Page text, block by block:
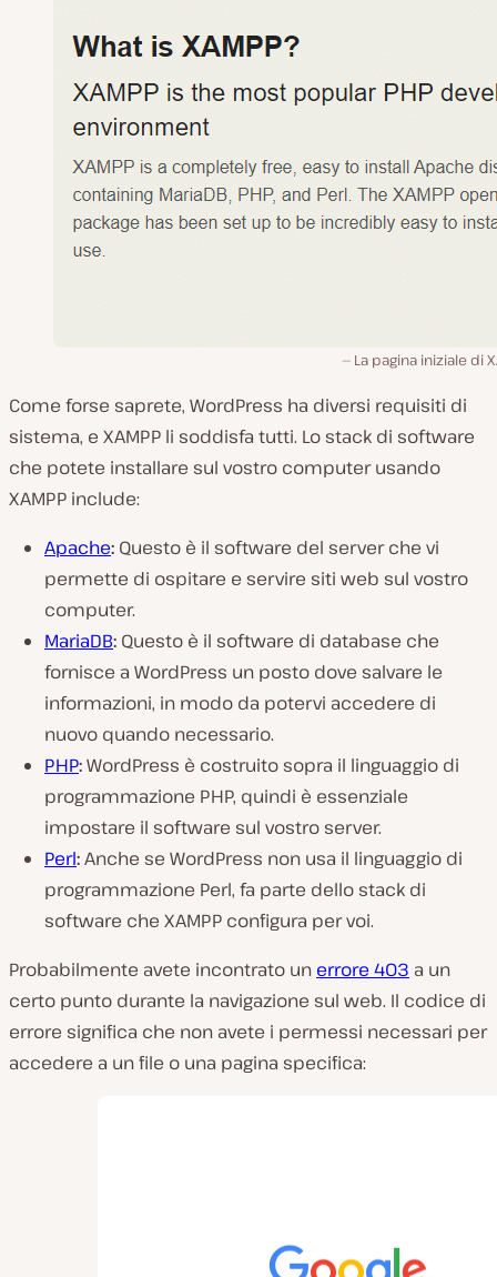
La pagina iniziale di
Come forse saprete, WordPress ha diversi requisiti di
sistema, e XAMPP li soddisfa tutti. Lo stack di software
che potete installare sul vostro computer usando
XAMPP include:
Apache: Questo è il software del server che vi
permette di ospitare e servire siti web sul vostro
computer.
MariaDB: Questo è il software di database che
fornisce a WordPress un posto dove salvare le
informazioni, in modo da potervi accedere di
nuovo quando necessario.
PHP:WordPress è costruito sopra il linguaggio di
programmazione PHP, quindi è essenziale
impostare il software sul vostro server.
Perl:Anche se WordPress non usa il linguaggio di
programmazione Perl, fa parte dello stack di
software che XAMPP configura per voi.
Probabilmente avete incontrato un errore 403 a un
certo punto durante la navigazione sul web. Il codice di
errore significa che non avete i permessi necessari per
accedere a un file o una pagina specifica: